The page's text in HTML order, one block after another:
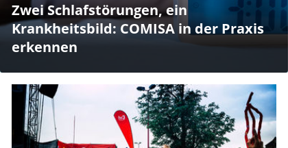
Zwei Schlafstörungen, ein
Krankheitsbild: COMISA in der Praxis
erkennen